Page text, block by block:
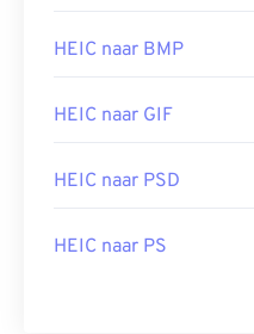
HEIC naar BMP
HEIC naar GIF
HEIC naar PSD
HEIC naar PS